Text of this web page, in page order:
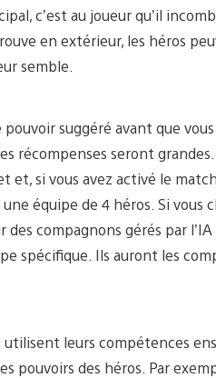
c’est au joueur qu’il
en extérieur, les héros
semble.
suggéré avant que
récompenses seront
et, si vous avez activé le
équipe de 4 héros. Si vous
compagnons gérés par
spécifique. Ils auront les
leurs compétences
pouvoirs des héros. Par